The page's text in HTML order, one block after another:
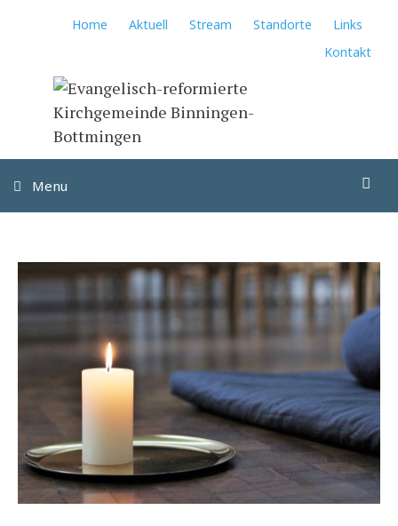
Home Aktuell Stream Standorte
Links
Kontakt
Menu